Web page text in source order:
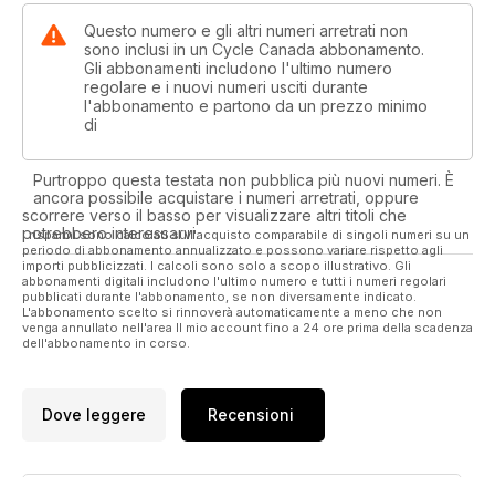
Questo numero e gli altri numeri arretrati non
sono inclusi in un Cycle Canada abbonamento.
Gli abbonamenti includono l'ultimo numero
regolare e i nuovi numeri usciti durante
l'abbonamento e partono da un prezzo minimo
di
Purtroppo questa testata non pubblica più nuovi numeri. È
ancora possibile acquistare i numeri arretrati, oppure
scorrere verso il basso per visualizzare altri titoli che
potrebbero interessarvi.
I risparmi sono calcolati sull'acquisto comparabile di singoli numeri su un
periodo di abbonamento annualizzato e possono variare rispetto agli
importi pubblicizzati. I calcoli sono solo a scopo illustrativo. Gli
abbonamenti digitali includono l'ultimo numero e tutti i numeri regolari
pubblicati durante l'abbonamento, se non diversamente indicato.
L'abbonamento scelto si rinnoverà automaticamente a meno che non
venga annullato nell'area Il mio account fino a 24 ore prima della scadenza
dell'abbonamento in corso.
Dove leggere Recensioni